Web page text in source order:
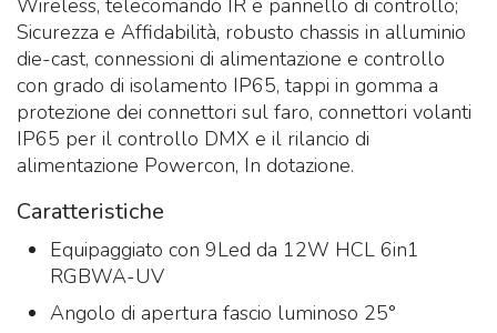
Sicurezza e Affidabilità, robusto chassis in alluminio
die-cast, connessioni di alimentazione e controllo
con grado di isolamento IP65, tappi in gomma a
protezione dei connettori sul faro, connettori volanti
IP65 per il controllo DMX e il rilancio di
alimentazione Powercon, In dotazione.
Caratteristiche
Equipaggiato con 9Led da 12W HCL 6in1
RGBWA-UV
Angolo di apertura fascio luminoso 25°